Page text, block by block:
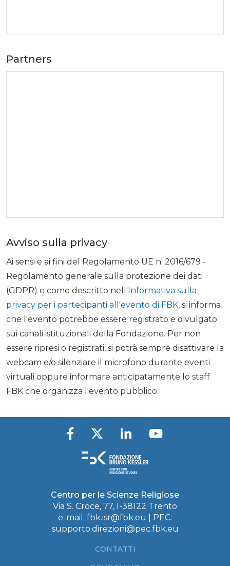
Partners
Avviso sulla privacy
Ai sensi e ai fini del Regolamento UE n. 2016/679 -
Regolamento generale sulla protezione dei dati
(GDPR) e come descritto nell' Informativa sulla
privacy per i partecipanti all'evento di FBK, si informa
che l'evento potrebbe essere registrato e divulgato
sui canali istituzionali della Fondazione. Per non
essere ripresi o registrati, si potrà sempre disattivare la
webcam e/o silenziare il microfono durante eventi
virtuali oppure informare anticipatamente lo staff
FBK che organizza l'evento pubblico.
Centro per le Scienze Religiose
Via S. Croce, 77, I-38122 Trento
e-mail: fbk.isr@fbk.eu
| PEC:
supporto.direzioni@pec.fbk.eu
CONTATTI